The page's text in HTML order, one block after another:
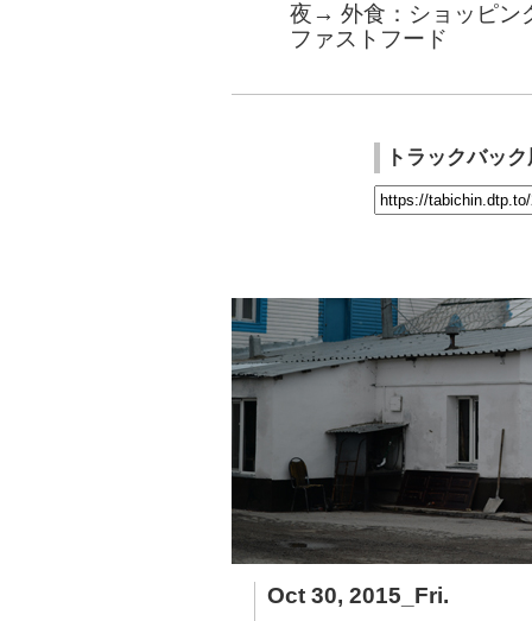
夜→ 外食：ショッピン
ファストフード
トラックバッ
Oct 30, 2015_Fri.